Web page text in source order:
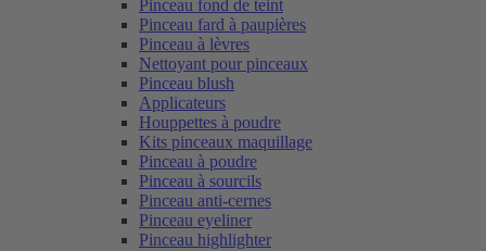
Pinceau fond de teint
Pinceau fard à paupières
Pinceau à lèvres
Nettoyant pour pinceaux
Pinceau blush
Applicateurs
Houppettes à poudre
Kits pinceaux maquillage
Pinceau à poudre
Pinceau à sourcils
Pinceau anti-cernes
Pinceau eyeliner
Pinceau highlighter